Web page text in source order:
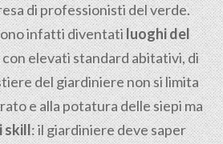
di professionisti del verde.
infatti diventatiluoghi del
con elevati standard abitativi, di
del giardiniere non si limita
e alla potatura delle siepi ma
skill: il giardiniere deve saper